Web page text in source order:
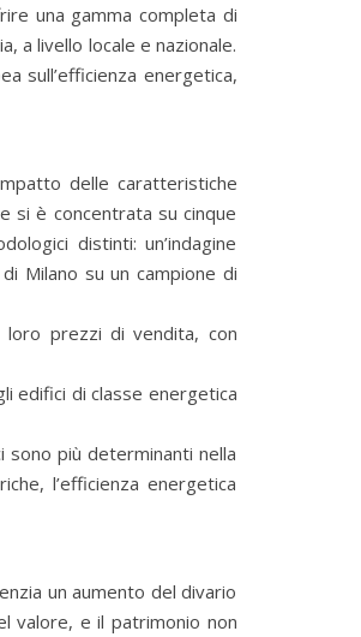
una gamma completa di
a livello locale e nazionale.
sull’efficienza energetica,
delle caratteristiche
si è concentrata su cinque
distinti: un’indagine
Milano su un campione di
loro prezzi di vendita, con
edifici di classe energetica
più determinanti nella
l’efficienza energetica
un aumento del divario
valore, e il patrimonio non